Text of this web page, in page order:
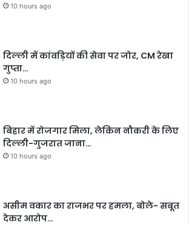
10 hours ago
दिल्ली में कांवड़ियों की सेवा पर जोर, CM रेखा
गुप्ता…
10 hours ago
बिहार में रोजगार मिला, लेकिन नौकरी के लिए
दिल्ली-गुजरात जाना…
10 hours ago
असीम वकार का राजभर पर हमला, बोले- सबूत
देकर आरोप…